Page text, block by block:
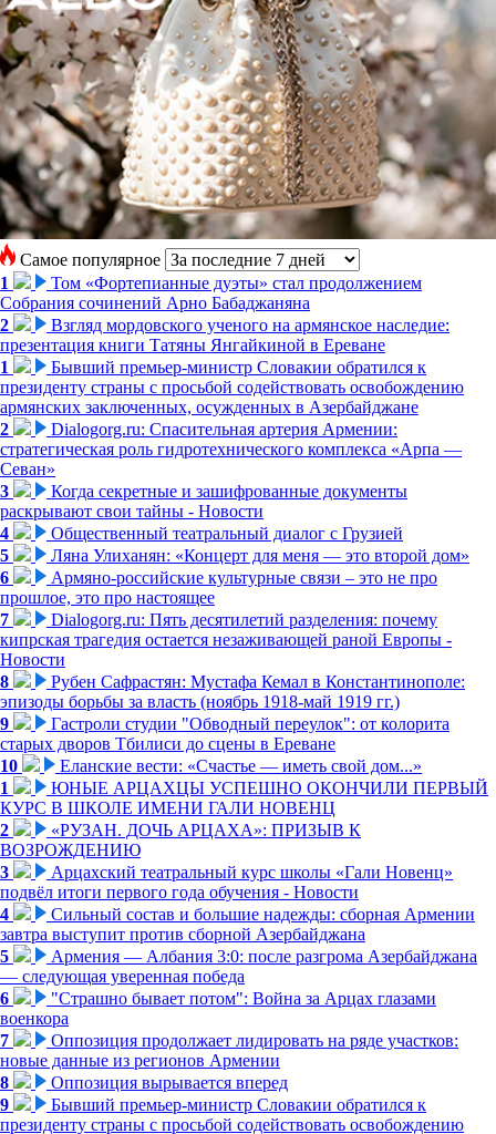
Самое популярное
1
Том «Фортепианные дуэты» стал продолжением
Собрания сочинений Арно Бабаджаняна
2
Взгляд мордовского ученого на армянское наследие:
презентация книги Татяны Янгайкиной в Ереване
1
Бывший премьер-министр Словакии обратился к
президенту страны с просьбой содействовать освобождению
армянских заключенных, осужденных в Азербайджане
2
Dialogorg.ru: Спасительная артерия Армении:
стратегическая роль гидротехнического комплекса «Арпа —
Севан»
3
Когда секретные и зашифрованные документы
раскрывают свои тайны - Новости
4
Общественный театральный диалог с Грузией
5
Ляна Улиханян: «Концерт для меня — это второй дом»
6
Армяно-российские культурные связи – это не про
прошлое, это про настоящее
7
Dialogorg.ru: Пять десятилетий разделения: почему
кипрская трагедия остается незаживающей раной Европы -
Новости
8
Рубен Сафрастян: Мустафа Кемал в Константинополе:
эпизоды борьбы за власть (ноябрь 1918-май 1919 гг.)
9
Гастроли студии "Обводный переулок": от колорита
старых дворов Тбилиси до сцены в Ереване
10
Еланские вести: «Счастье — иметь свой дом...»
1
ЮНЫЕ АРЦАХЦЫ УСПЕШНО ОКОНЧИЛИ ПЕРВЫЙ
КУРС В ШКОЛЕ ИМЕНИ ГАЛИ НОВЕНЦ
2
«РУЗАН. ДОЧЬ АРЦАХА»: ПРИЗЫВ К
ВОЗРОЖДЕНИЮ
3
Арцахский театральный курс школы «Гали Новенц»
подвёл итоги первого года обучения - Новости
4
Сильный состав и большие надежды: сборная Армении
завтра выступит против сборной Азербайджана
5
Армения — Албания 3:0: после разгрома Азербайджана
— следующая уверенная победа
6
"Страшно бывает потом": Война за Арцах глазами
военкора
7
Оппозиция продолжает лидировать на ряде участков:
новые данные из регионов Армении
8
Оппозиция вырывается вперед
9
Бывший премьер-министр Словакии обратился к
президенту страны с просьбой содействовать освобождению